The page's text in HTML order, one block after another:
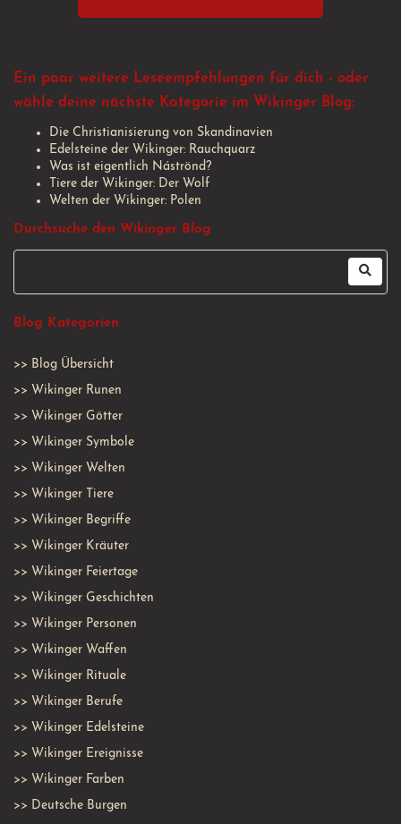
Ein paar weitere Leseempfehlungen für dich - oder
wähle deine nächste Kategorie im Wikinger Blog:
Die Christianisierung von Skandinavien
Edelsteine der Wikinger: Rauchquarz
Was ist eigentlich Náströnd?
Tiere der Wikinger: Der Wolf
Welten der Wikinger: Polen
Durchsuche den Wikinger Blog
Blog Kategorien
>> Blog Übersicht
>> Wikinger Runen
>> Wikinger Götter
>> Wikinger Symbole
>> Wikinger Welten
>> Wikinger Tiere
>> Wikinger Begriffe
>> Wikinger Kräuter
>> Wikinger Feiertage
>> Wikinger Geschichten
>> Wikinger Personen
>> Wikinger Waffen
>> Wikinger Rituale
>> Wikinger Berufe
>> Wikinger Edelsteine
>> Wikinger Ereignisse
>> Wikinger Farben
>> Deutsche Burgen